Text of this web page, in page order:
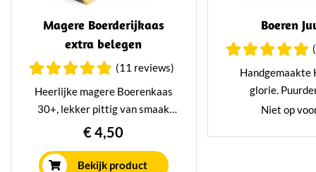
Magere Boerderijkaas
extra belegen
(11 reviews)
Heerlijke magere Boerenkaas
30+, lekker pittig van smaak
maar met minder vet. Deze
kazen rijpen minimaal minimaal
20 weken in ons rijpinshuis.
€ 4,50
Bekijk product
Boeren
Handgemaakte
glorie.
Boerenkaas
Niet op